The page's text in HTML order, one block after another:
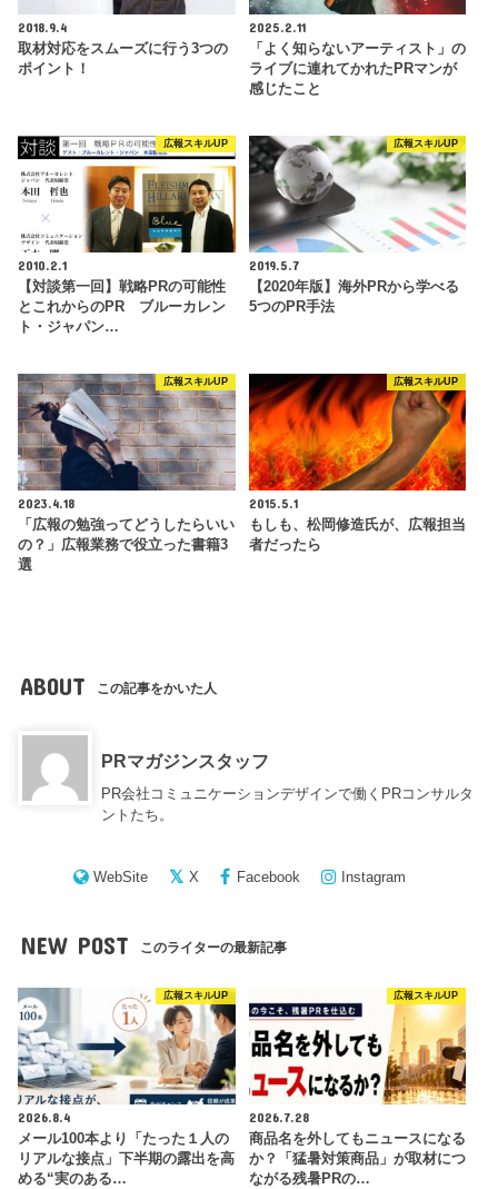
2018.9.4
取材対応をスムーズに行う3つの
ポイント！
2025.2.11
「よく知らないアーティスト」の
ライブに連れてかれたPRマンが
感じたこと
広報スキルUP
2010.2.1
【対談第一回】戦略PRの可能性
とこれからのPR ブルーカレン
ト・ジャパン…
広報スキルUP
2019.5.7
【2020年版】海外PRから学べる
5つのPR手法
広報スキルUP
2023.4.18
「広報の勉強ってどうしたらいい
の？」広報業務で役立った書籍3
選
広報スキルUP
2015.5.1
もしも、松岡修造氏が、広報担当
者だったら
ABOUT この記事をかいた人
PRマガジンスタッフ
PR会社コミュニケーションデザインで働くPRコンサルタ
ントたち。
WebSite X Facebook Instagram
NEW POST このライターの最新記事
広報スキルUP
2026.8.4
メール100本より「たった１人の
リアルな接点」下半期の露出を高
める“実のある…
広報スキルUP
2026.7.28
商品名を外してもニュースになる
か？「猛暑対策商品」が取材につ
ながる残暑PRの…